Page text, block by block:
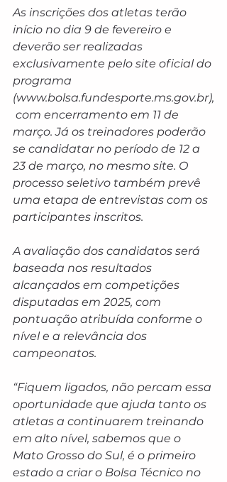
As inscrições dos atletas terão
início no dia 9 de fevereiro e
deverão ser realizadas
exclusivamente pelo site oficial do
programa
(www.bolsa.fundesporte.ms.gov.br),
com encerramento em 11 de
março. Já os treinadores poderão
se candidatar no período de 12 a
23 de março, no mesmo site. O
processo seletivo também prevê
uma etapa de entrevistas com os
participantes inscritos.
A avaliação dos candidatos será
baseada nos resultados
alcançados em competições
disputadas em 2025, com
pontuação atribuída conforme o
nível e a relevância dos
campeonatos.
“Fiquem ligados, não percam essa
oportunidade que ajuda tanto os
atletas a continuarem treinando
em alto nível, sabemos que o
Mato Grosso do Sul, é o primeiro
estado a criar o Bolsa Técnico no